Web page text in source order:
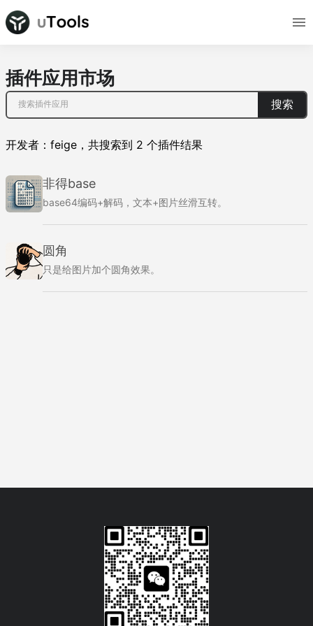
插件应用市场
搜索
开发者： feige ， 共搜索到 2 个插件结果
非得base
base64编码+解码，文本+图片丝滑互转。
圆角
只是给图片加个圆角效果。